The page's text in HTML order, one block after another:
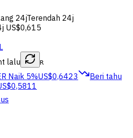
24jTerendah 24j
US$0,615
lalu R
Naik 5%US$0,6423
Beri tahu